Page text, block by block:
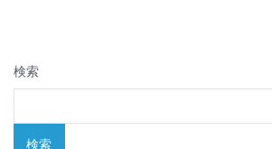
ー
シ
検索
検索